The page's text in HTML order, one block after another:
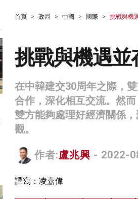
首頁 政局 中國 國際 挑戰與機
挑戰與機遇
在中韓建交30周年之際，
合作，深化相互交流。然
雙方能夠處理好經濟關係
觀。
作者:盧兆興 - 2022-
譯寫：凌嘉偉